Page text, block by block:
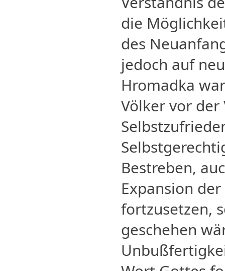
die
des
jedoch auf
Hromadka
Völker vor der
Bestreben,
Expansion
fortzusetzen,
geschehen